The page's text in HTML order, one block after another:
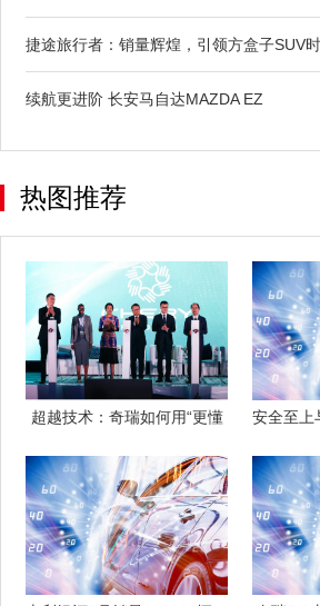
捷途旅行者：销量辉煌，引领方盒子SUV时
续航更进阶 长安马自达MAZDA EZ
热图推荐
超越技术：奇瑞如何用“更懂
安全至上